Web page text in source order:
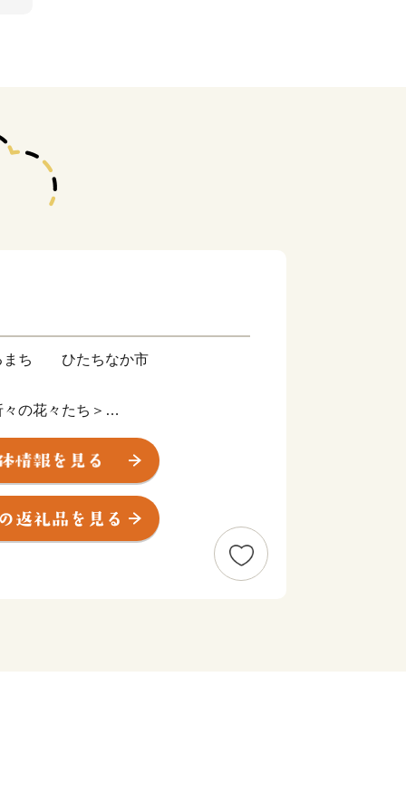
まち ひたちなか市
の花々たち＞
、県都水戸市に隣接。暖かな春が訪
は、香り高く色鮮やかなスイセン、
ップ、そして、『死ぬまでに行きた
青・海の青のハーモニーが美しいネ
観光客で賑わいます。夏に突如姿を
けて赤と緑のグラデーションを表現